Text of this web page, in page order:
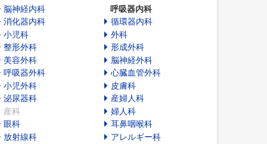
脳神経内科
呼吸器内科
消化器内科
循環器内科
小児科
外科
整形外科
形成外科
美容外科
脳神経外科
呼吸器外科
心臓血管外科
小児外科
皮膚科
泌尿器科
産婦人科
産科
婦人科
眼科
耳鼻咽喉科
放射線科
アレルギー科